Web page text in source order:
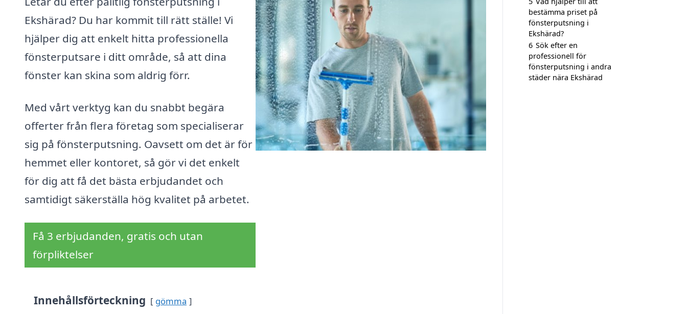
Ekshärad? Du har kommit till rätt ställe! Vi
hjälper dig att enkelt hitta professionella
fönsterputsare i ditt område, så att dina
fönster kan skina som aldrig förr.
Med vårt verktyg kan du snabbt begära
offerter från flera företag som specialiserar
sig på fönsterputsning. Oavsett om det är för
hemmet eller kontoret, så gör vi det enkelt
för dig att få det bästa erbjudandet och
samtidigt säkerställa hög kvalitet på arbetet.
Få 3 erbjudanden, gratis och utan
förpliktelser
Innehållsförteckning gömma
bestämma priset på
fönsterputsning i
Ekshärad?
6 Sök efter en
professionell för
fönsterputsning i andra
städer nära Ekshärad